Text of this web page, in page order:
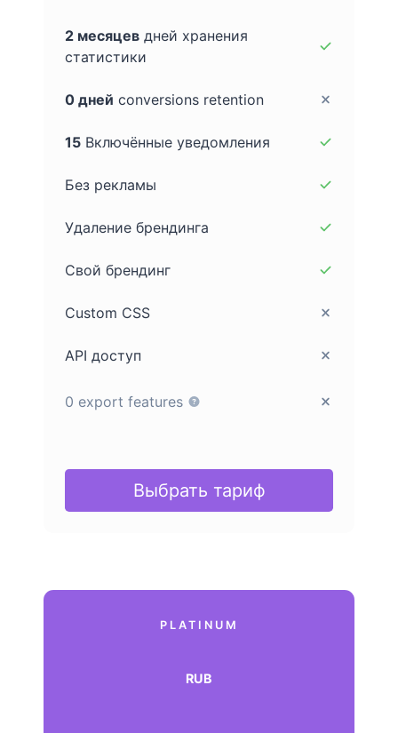
2 месяцев дней хранения
статистики
0 дней conversions retention
15 Включённые уведомления
Без рекламы
Удаление брендинга
Свой брендинг
Custom CSS
API доступ
0 export features
Выбрать тариф
PLATINUM
RUB